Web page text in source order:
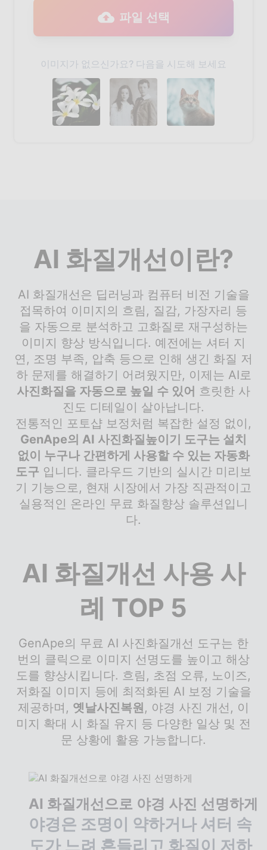
파일 선택
이미지가 없으신가요? 다음을 시도해 보세요
AI 화질개선이란?
AI 화질개선은 딥러닝과 컴퓨터 비전 기술을
접목하여 이미지의 흐림, 질감, 가장자리 등
을 자동으로 분석하고 고화질로 재구성하는
이미지 향상 방식입니다. 예전에는 셔터 지
연, 조명 부족, 압축 등으로 인해 생긴 화질 저
하 문제를 해결하기 어려웠지만, 이제는 AI로
사진화질을 자동으로 높일 수 있어 흐릿한 사
진도 디테일이 살아납니다.
전통적인 포토샵 보정처럼 복잡한 설정 없이,
GenApe의 AI 사진화질높이기 도구는 설치
없이 누구나 간편하게 사용할 수 있는 자동화
도구 입니다. 클라우드 기반의 실시간 미리보
기 기능으로, 현재 시장에서 가장 직관적이고
실용적인 온라인 무료 화질향상 솔루션입니
다.
AI 화질개선 사용 사
례 TOP 5
GenApe의 무료 AI 사진화질개선 도구는 한
번의 클릭으로 이미지 선명도를 높이고 해상
도를 향상시킵니다. 흐림, 초점 오류, 노이즈,
저화질 이미지 등에 최적화된 AI 보정 기술을
제공하며, 옛날사진복원 , 야경 사진 개선, 이
미지 확대 시 화질 유지 등 다양한 일상 및 전
문 상황에 활용 가능합니다.
AI 화질개선으로 야경 사진 선명하게
야경은 조명이 약하거나 셔터 속
도가 느려 흔들리고 화질이 저하